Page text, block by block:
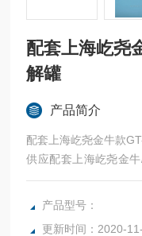
配套上海屹尧
解罐
产品简介
配套上海屹尧金牛款
供应配套上海屹尧金
EX全能型微波化学工
工作压力: 900Psi高工
产品型号：
更新时间：2020-